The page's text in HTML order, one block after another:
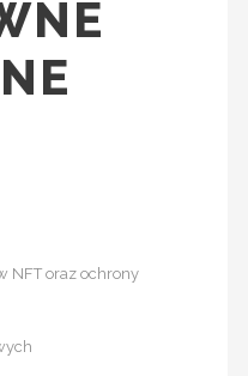
NFT oraz ochrony